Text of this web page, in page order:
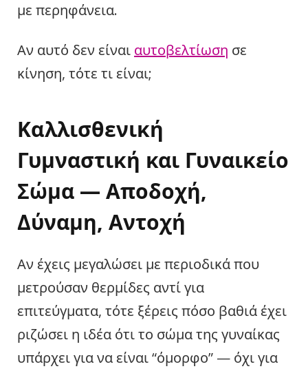
με περηφάνεια.
Αν αυτό δεν είναι αυτοβελτίωση σε
κίνηση, τότε τι είναι;
Καλλισθενική
Γυμναστική και Γυναικείο
Σώμα — Αποδοχή,
Δύναμη, Αντοχή
Αν έχεις μεγαλώσει με περιοδικά που
μετρούσαν θερμίδες αντί για
επιτεύγματα, τότε ξέρεις πόσο βαθιά έχει
ριζώσει η ιδέα ότι το σώμα της γυναίκας
υπάρχει για να είναι “όμορφο” — όχι για